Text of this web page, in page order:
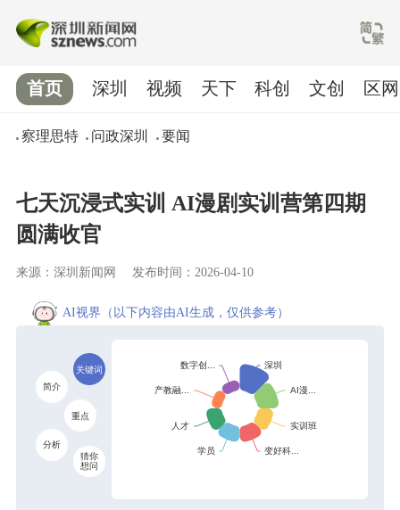
首页
察理思特 问政深圳 要闻
深圳 视频 天下 科创 文创 区网
七天沉浸式实训 AI漫剧实训营第四期
圆满收官
来源：深圳新闻网 发布时间：2026-04-10
AI视界 （以下内容由AI生成，仅供参考）
关键词
简介
重点
分析
猜你
想问